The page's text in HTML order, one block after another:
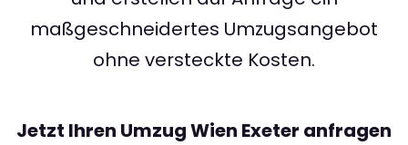
maßgeschneidertes Umzugsangebot
ohne versteckte Kosten.
Jetzt Ihren Umzug Wien Exeter anfragen